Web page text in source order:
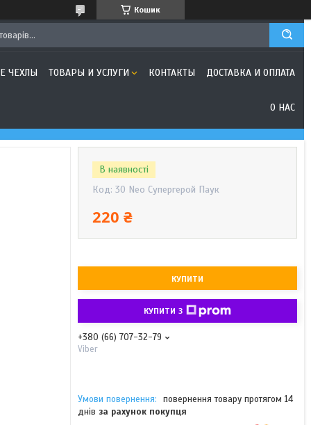
Кошик
ЧЕХЛЫ ТОВАРЫ И УСЛУГИ КОНТАКТЫ ДОСТАВКА И ОПЛАТА
О НАС
В наявності
Код: 30 Neo Супергерой Паук
220 ₴
КУПИТИ
КУПИТИ З
+380 (66) 707-32-79
Viber
повернення товару протягом 14
днів за рахунок покупця